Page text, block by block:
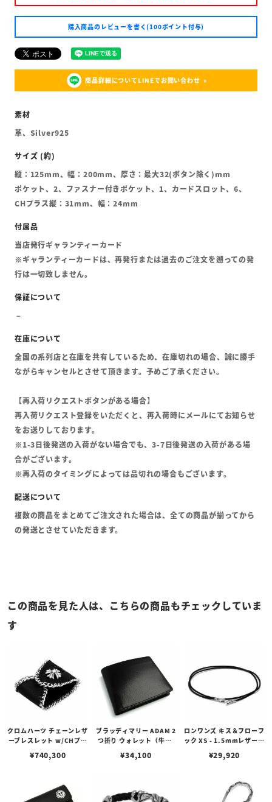
購入商品のレビューを書く(100ポイント付与)
商品詳細についてLINEでお問い合わせ
革、Silver925
縦：125mm、幅：200mm、厚さ：最大32(ボタン除く)mm
ポケット、2、ファスナー付きポケット、1、カードスロット、6、
CHプラス縦：31mm、幅：24mm
当店発行ギャランティーカード
※ギャランティーカードは、再発行または過去のご注文を遡っての発
行は一切致しません。
全国の系列店と在庫を共有しているため、在庫切れの場合、誠に勝手
ながらキャンセルとさせて頂きます。予めご了承ください。
【再入荷リクエストボタンがある場合】
再入荷リクエスト登録をいただくと、再入荷時にメールにてお知らせ
をお送りしております。
※1-3日後発送の入荷がない場合でも、3-7日後発送の入荷がある場
合がございます。
※再入荷のタイミングによっては品切れの場合もございます。
複数の商品をまとめてご注文された場合は、全ての商品が揃ってから
の発送とさせていただきます。
この商品を見た人は、こちらの商品もチェックしていま
す
クロムハーツ チェーンレザ
ーブレスレット w/CHプラ
¥740,300
ブラッディマリー ADAM 2
つ折り ウォレット（牛革/
¥34,100
ロンワンズ キス＆フローフ
ック XS - 1.5mmレザーコ
¥29,920